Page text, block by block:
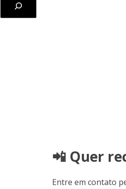
📲 Quer
Entre em contato